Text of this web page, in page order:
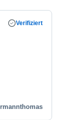
Verifiziert